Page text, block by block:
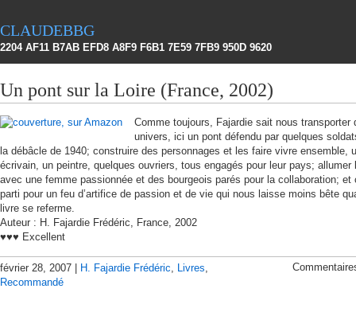
claudebbg
2204 AF11 B7AB EFD8 A8F9 F6B1 7E59 7FB9 950D 9620
Un pont sur la Loire (France, 2002)
Comme toujours, Fajardie sait nous transporter
univers, ici un pont défendu par quelques
la débâcle de 1940; construire des personnages et les faire vivre ensemble,
écrivain, un peintre, quelques ouvriers, tous engagés pour leur pays; allumer
avec une femme passionnée et des bourgeois parés pour la collaboration; et
parti pour un feu d’artifice de passion et de vie qui nous laisse moins bête
livre se referme.
Auteur : H. Fajardie Frédéric, France, 2002
♥♥♥ Excellent
février 28, 2007 | H. Fajardie Frédéric, Livres,
Recommandé